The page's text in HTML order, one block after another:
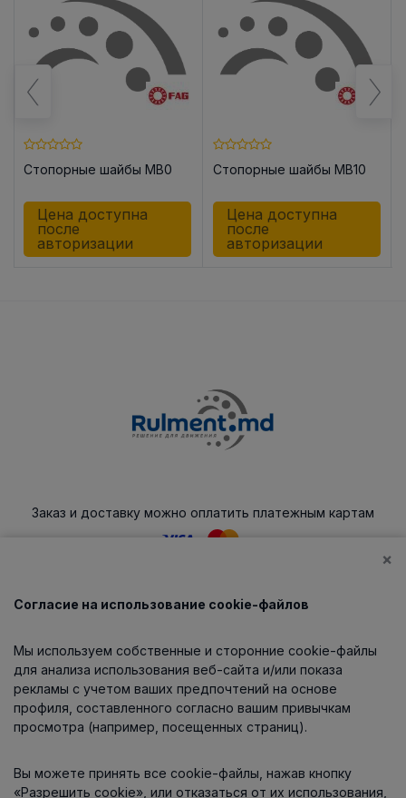
Стопорные шайбы MB0
Цена доступна
после
авторизации
Стопорные шайбы MB10
Цена доступна
после
авторизации
Заказ и доставку можно оплатить платежным картам
Каталог
О компании
Информация
Контакты
×
Согласие на использование cookie-файлов
Мы используем собственные и сторонние cookie-файлы
для анализа использования веб-сайта и/или показа
рекламы с учетом ваших предпочтений на основе
профиля, составленного согласно вашим привычкам
просмотра (например, посещенных страниц).
Вы можете принять все cookie-файлы, нажав кнопку
«Разрешить cookie», или отказаться от их использования,